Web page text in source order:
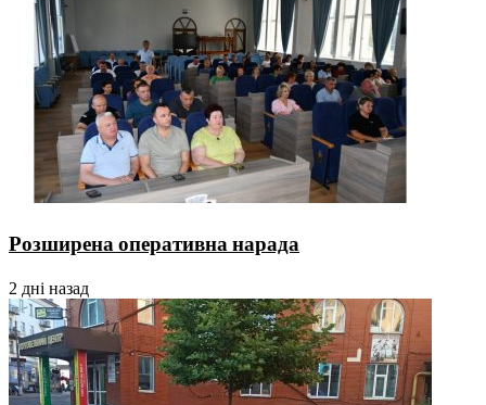
Розширена оперативна нарада
2 дні назад